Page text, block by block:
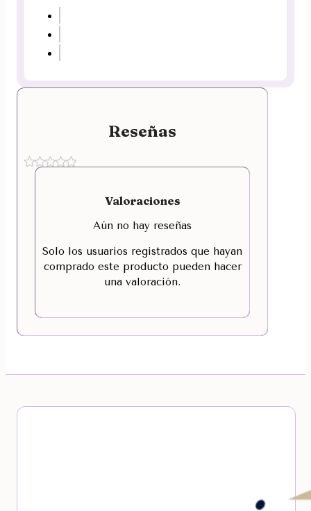
Reseñas
Valoraciones
Aún no hay reseñas
Solo los usuarios registrados que hayan
comprado este producto pueden hacer
una valoración.